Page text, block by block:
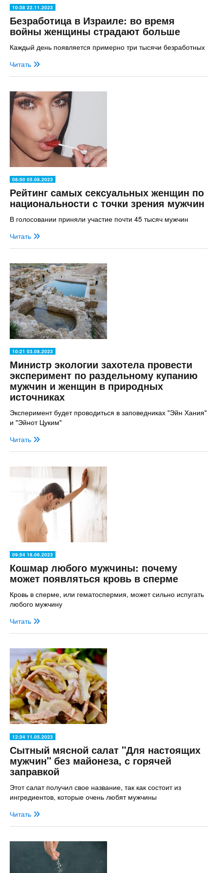
10:38 22.11.2023
Безработица в Израиле: во время
войны женщины страдают больше
Каждый день появляется примерно три тысячи безработных
Читать
08:50 05.08.2023
Рейтинг самых сексуальных женщин по
национальности с точки зрения мужчин
В голосовании приняли участие почти 45 тысяч мужчин
Читать
10:21 03.08.2023
Министр экологии захотела провести
эксперимент по раздельному купанию
мужчин и женщин в природных
источниках
Эксперимент будет проводиться в заповедниках "Эйн Хания"
и "Эйнот Цуким"
Читать
09:54 18.06.2023
Кошмар любого мужчины: почему
может появляться кровь в сперме
Кровь в сперме, или гематоспермия, может сильно испугать
любого мужчину
Читать
12:34 11.05.2023
Сытный мясной салат "Для настоящих
мужчин" без майонеза, с горячей
заправкой
Этот салат получил свое название, так как состоит из
ингредиентов, которые очень любят мужчины
Читать